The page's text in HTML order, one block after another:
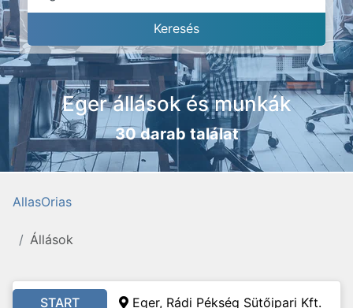
Eger állások és munkák
30 darab találat
AllasOrias
Állások
START Eger, Rádi Pékség Sütőipari Kft.